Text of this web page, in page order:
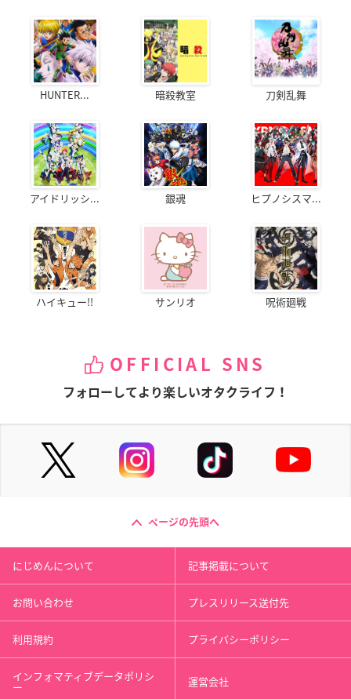
HUNTER... 暗殺教室 刀剣乱舞
アイドリッシ... 銀魂 ヒプノシスマ...
ハイキュー!! サンリオ 呪術廻戦
OFFICIAL SNS
フォローしてより楽しいオタクライフ！
ページの先頭へ
にじめんについて 記事掲載について
お問い合わせ プレスリリース送付先
利用規約 プライバシーポリシー
インフォマティブデータポリシ
ー 運営会社